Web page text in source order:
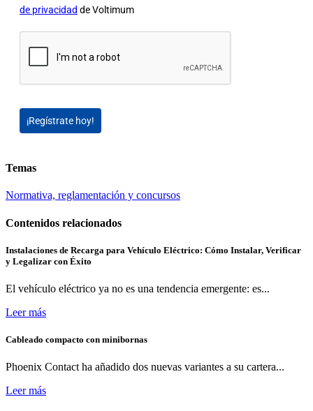
de privacidad de Voltimum
¡Regístrate hoy!
Temas
Normativa, reglamentación y concursos
Contenidos relacionados
Instalaciones de Recarga para Vehículo Eléctrico: Cómo Instalar, Verificar
y Legalizar con Éxito
El vehículo eléctrico ya no es una tendencia emergente: es...
Leer más
Cableado compacto con minibornas
Phoenix Contact ha añadido dos nuevas variantes a su cartera...
Leer más